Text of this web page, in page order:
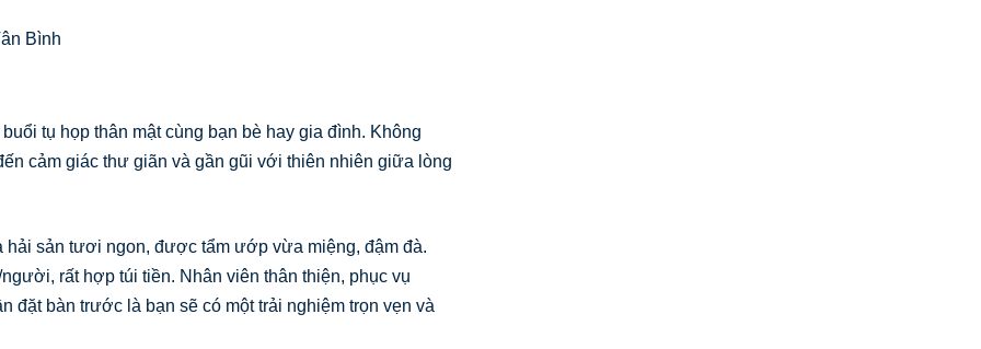
Bình
tụ họp thân mật cùng bạn bè hay gia đình. Không
cảm giác thư giãn và gần gũi với thiên nhiên giữa lòng
sản tươi ngon, được tẩm ướp vừa miệng, đậm đà.
rất hợp túi tiền. Nhân viên thân thiện, phục vụ
đặt bàn trước là bạn sẽ có một trải nghiệm trọn vẹn và